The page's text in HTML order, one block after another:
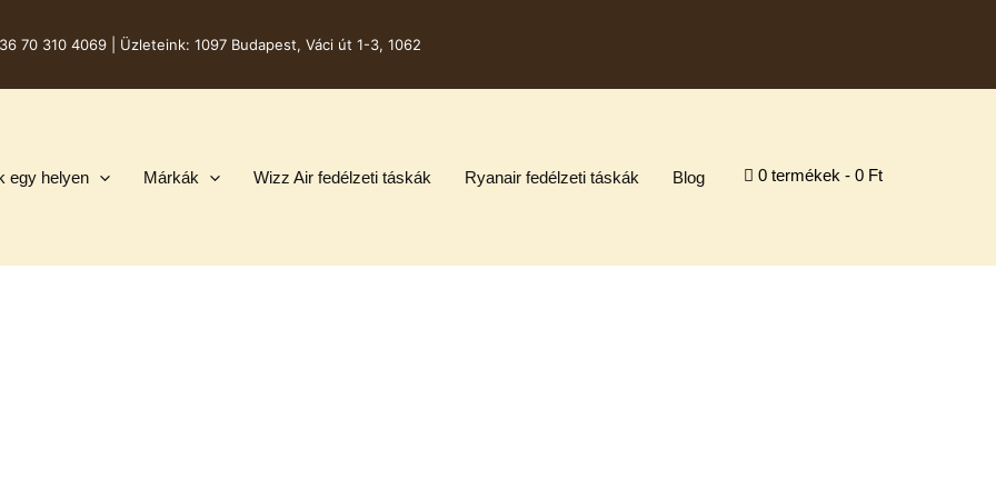
70 310 4069 | Üzleteink: 1097 Budapest, Váci út 1-3, 1062
egy helyen Márkák Wizz Air fedélzeti táskák Ryanair fedélzeti táskák Blog 0 termékek 0 Ft